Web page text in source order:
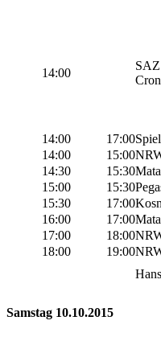
14:00
Cron
14:00 17:00
14:00
15:00
14:30
15:30
15:00
15:30
15:30
17:00
16:00
17:00
17:00
18:00
18:00
19:00
Samstag 10.10.2015